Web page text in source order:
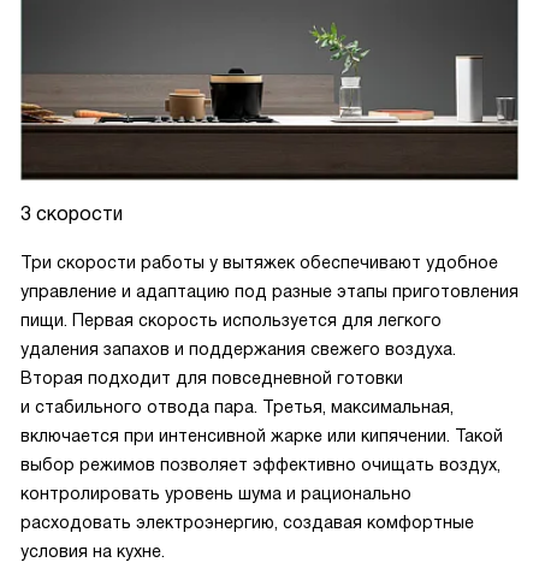
3 скорости
Три скорости работы у вытяжек обеспечивают удобное
управление и адаптацию под разные этапы приготовления
пищи. Первая скорость используется для легкого
удаления запахов и поддержания свежего воздуха.
Вторая подходит для повседневной готовки
и стабильного отвода пара. Третья, максимальная,
включается при интенсивной жарке или кипячении. Такой
выбор режимов позволяет эффективно очищать воздух,
контролировать уровень шума и рационально
расходовать электроэнергию, создавая комфортные
условия на кухне.